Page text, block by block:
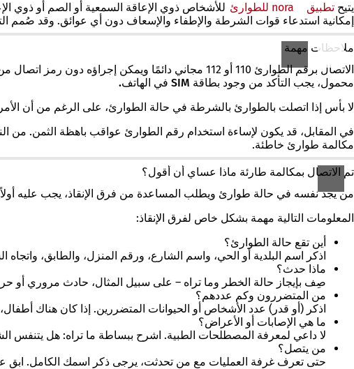
يتيح تطبيق nora للطوارئ
(يفتح
في
علامة
للأشخاص ذوي الإعاقة السمعية أو الصم أو ذوي
إمكانية استدعاء قوات الشرطة والإطفاء والإسعاف دون أي عوائق. وقد صُمم
ملاحظات مهمة
الاتصال برقم الطوارئ 110 أو 112
مجاني دائمًا ويمكن إجراؤه دون رمز اتصال
محمول، يجب التأكد من وجود بطاقة SIM في الهاتف.
لا بأس إذا اتصلت بالطوارئ بالشرطة في حالة الطوارئ، على الرغم من أن
في المقابل، قد يكون لإساءة استخدام رقم الطوارئ عواقب باهظة الثمن. من
مكالمة طوارئ خاطئة.
تم الاتصال بمكالمة طارئة ماذا عساي أن أقول؟
من يجد نفسه في حالة طوارئ ويطلب المساعدة من فرق الإنقاذ، يجب عليه
المعلومات التالية مهمة بشكل خاص لفرق الإنقاذ:
أين تقع حالة الطوارئ؟
اذكر اسم البلدية أو الحي، واسم الشارع، ورقم المنزل، والطابق،
ماذا حدث؟
صِف بإيجاز حالة الخطر وما تراه – على سبيل المثال، حادث مروري أو
من المتضررون وكم عددهم؟
اذكر (أو قدر) عدد الأشخاص أو الحيوانات المتضررين. إذا كان هناك
ما هي الإصابات أو الأعراض؟
لا داعي لمعرفة المصطلحات الطبية. اشرح ببساطة ما تراه: هل
من يتصل؟
حتى تعرف غرفة العمليات مع من تحدثت، يرجى ذكر اسمك الكامل. ابق